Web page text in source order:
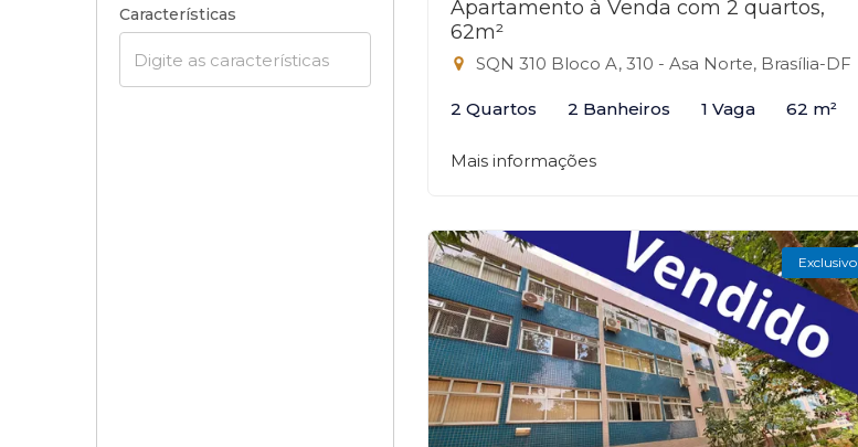
Características
Apartamento à Venda com 2 quartos,
62m²
SQN 310 Bloco A, 310 - Asa Norte, Brasília-DF
2 Quartos 2 Banheiros 1 Vaga 62 m²
Mais informações
Exclusivo